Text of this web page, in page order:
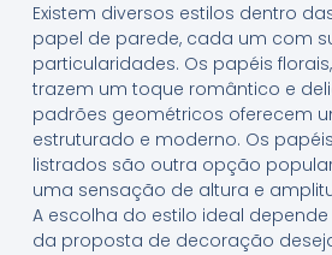
Existem diversos estilos dentro
papel de parede, cada um com
particularidades. Os papéis
trazem um toque romântico e
padrões geométricos oferecem
estruturado e moderno. Os
listrados são outra opção
uma sensação de altura e
A escolha do estilo ideal
da proposta de decoração